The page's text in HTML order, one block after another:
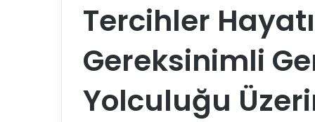
Tercihler
Gereksinimli
Yolculuğu